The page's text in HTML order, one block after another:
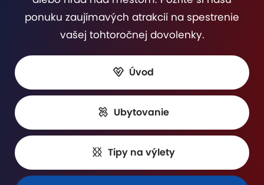
ponuku zaujímavých atrakcií na spestrenie
vašej tohtoročnej dovolenky.
Úvod
Ubytovanie
Tipy na výlety